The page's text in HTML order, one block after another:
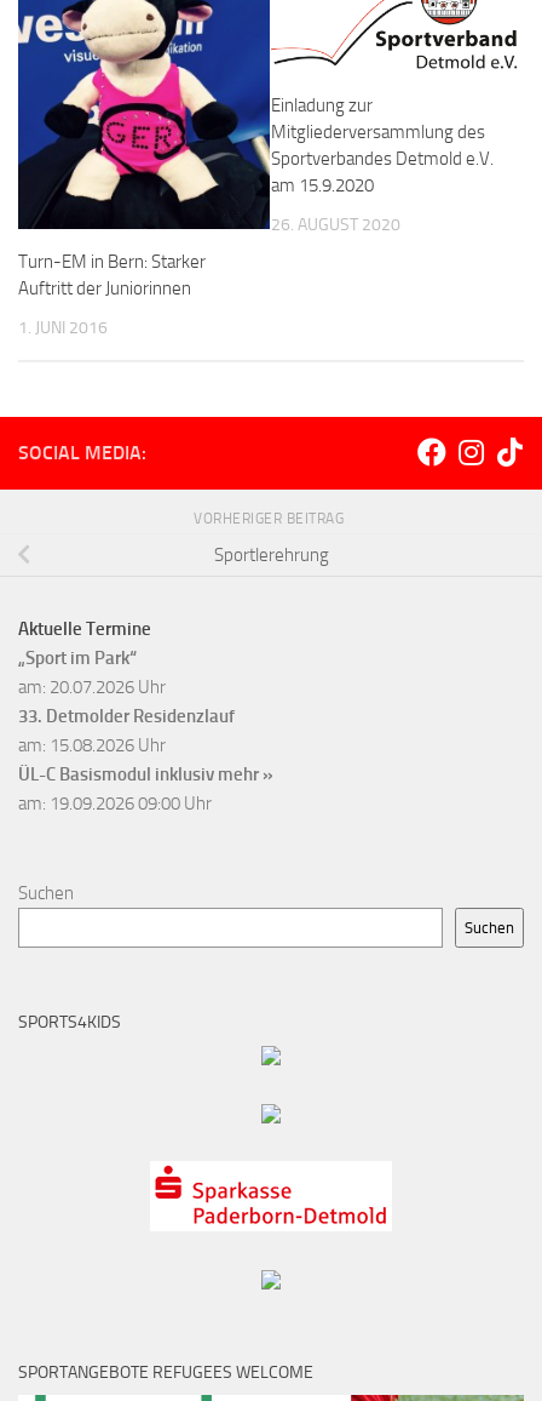
Turn-EM in Bern: Starker
Auftritt der Juniorinnen
1. JUNI 2016
Einladung zur
Mitgliederversammlung des
Sportverbandes Detmold e.V.
am 15.9.2020
26. AUGUST 2020
SOCIAL MEDIA:
VORHERIGER BEITRAG
Sportlerehrung
Aktuelle Termine
„Sport im Park“
am: 20.07.2026 Uhr
33. Detmolder Residenzlauf
am: 15.08.2026 Uhr
ÜL-C Basismodul inklusiv mehr »
am: 19.09.2026 09:00 Uhr
Suchen
Suchen
SPORTS4KIDS
SPORTANGEBOTE REFUGEES WELCOME